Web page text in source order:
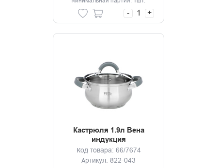
- +
Кастрюля 1.9л Вена
индукция
Код товара: 66/7674
Артикул: 822-043